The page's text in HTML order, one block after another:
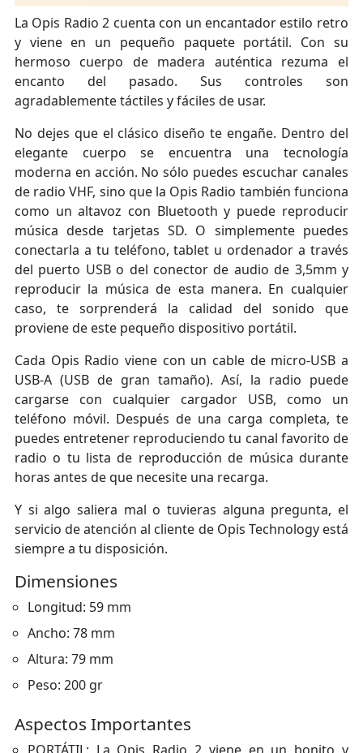
La Opis Radio 2 cuenta con un encantador estilo retro
y viene en un pequeño paquete portátil. Con su
hermoso cuerpo de madera auténtica rezuma el
encanto del pasado. Sus controles son
agradablemente táctiles y fáciles de usar.
No dejes que el clásico diseño te engañe. Dentro del
elegante cuerpo se encuentra una tecnología
moderna en acción. No sólo puedes escuchar canales
de radio VHF, sino que la Opis Radio también funciona
como un altavoz con Bluetooth y puede reproducir
música desde tarjetas SD. O simplemente puedes
conectarla a tu teléfono, tablet u ordenador a través
del puerto USB o del conector de audio de 3,5mm y
reproducir la música de esta manera. En cualquier
caso, te sorprenderá la calidad del sonido que
proviene de este pequeño dispositivo portátil.
Cada Opis Radio viene con un cable de micro-USB a
USB-A (USB de gran tamaño). Así, la radio puede
cargarse con cualquier cargador USB, como un
teléfono móvil. Después de una carga completa, te
puedes entretener reproduciendo tu canal favorito de
radio o tu lista de reproducción de música durante
horas antes de que necesite una recarga.
Y si algo saliera mal o tuvieras alguna pregunta, el
servicio de atención al cliente de Opis Technology está
siempre a tu disposición.
Dimensiones
Longitud: 59 mm
Ancho: 78 mm
Altura: 79 mm
Peso: 200 gr
Aspectos Importantes